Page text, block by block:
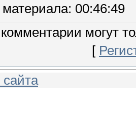
: 00:46:49
могут
[